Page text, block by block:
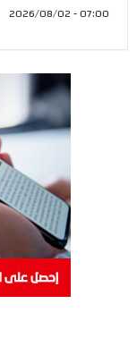
07:00 - 2026/08/02